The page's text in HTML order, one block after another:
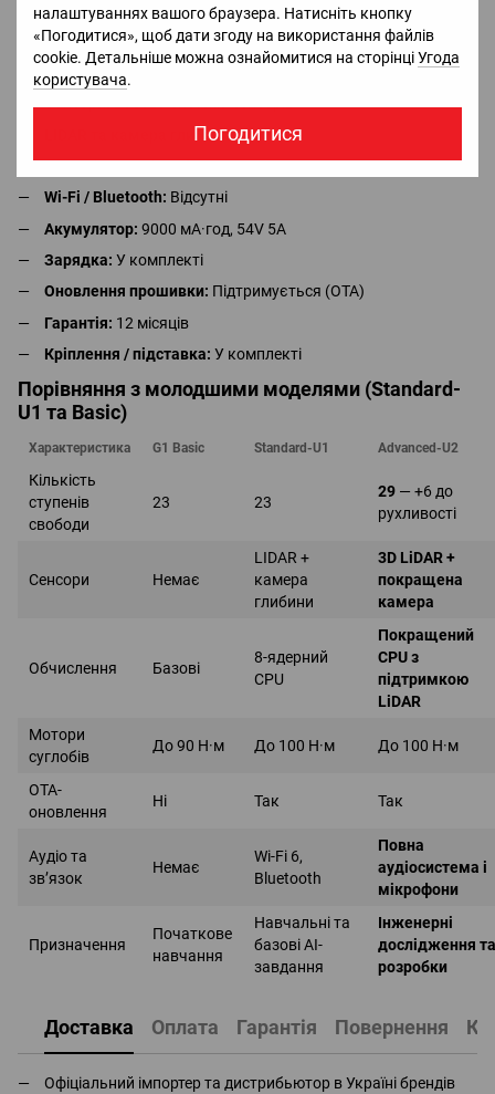
налаштуваннях вашого браузера. Натисніть кнопку
«Погодитися», щоб дати згоду на використання файлів
cookie. Детальніше можна ознайомитися на сторінціУгода
користувача.
Погодитися
Приводи суглобів:Високоточні, з промисловими
роликовими підшипниками
LIDAR та камера глибини:Відсутні
Динаміки та мікрофони:Відсутні
Wi-Fi / Bluetooth: Відсутні
Акумулятор: 9000 мА·год, 54V 5A
Зарядка: У комплекті
Оновлення прошивки: Підтримується (OTA)
Гарантія: 12 місяців
Кріплення / підставка: У комплекті
Порівняння з молодшими моделями (Standard-
U1 та Basic)
Характеристика G1 Basic Standard-U1 Advanced-U2
Кількість
ступенів
свободи
23 23
29 — +6 до
рухливості
Сенсори Немає
LIDAR +
камера
глибини
3D LiDAR +
покращена
камера
Обчислення Базові
8-ядерний
CPU
Покращений
CPU з
підтримкою
LiDAR
Мотори
суглобів
До 90 Н·м До 100 Н·м До 100 Н·м
OTA-
оновлення
Ні Так Так
Аудіо та
зв’язок
Немає
Wi-Fi 6,
Bluetooth
Повна
аудіосистема і
мікрофони
Призначення
Початкове
навчання
Навчальні та
базові AI-
завдання
Інженерні
дослідження та
розробки
Доставка Оплата Гарантія Повернення
Офіціальний імпортер та дистрибьютор в Україні брендів